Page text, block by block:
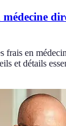
médecine
frais en
et détails